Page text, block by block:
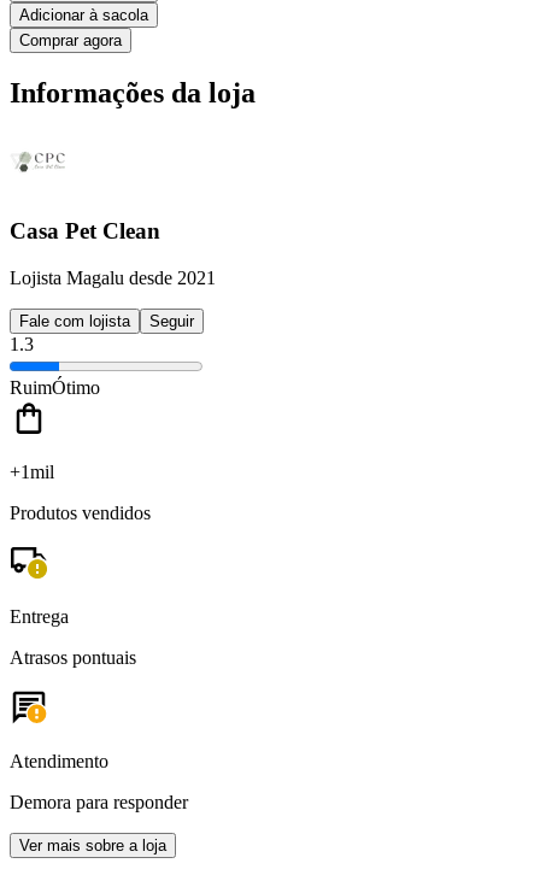
Adicionar à sacola
Comprar agora
Informações da loja
Casa Pet Clean
Lojista Magalu desde 2021
Fale com lojista Seguir
1.3
RuimÓtimo
+1mil
Produtos vendidos
Entrega
Atrasos pontuais
Atendimento
Demora para responder
Ver mais sobre a loja